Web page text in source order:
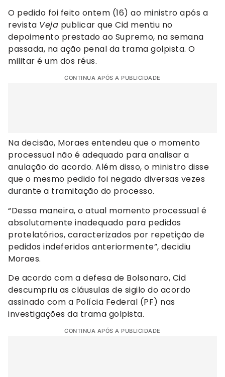
O pedido foi feito ontem (16) ao ministro após a
revista Veja publicar que Cid mentiu no
depoimento prestado ao Supremo, na semana
passada, na ação penal da trama golpista. O
militar é um dos réus.
CONTINUA APÓS A PUBLICIDADE
Na decisão, Moraes entendeu que o momento
processual não é adequado para analisar a
anulação do acordo. Além disso, o ministro disse
que o mesmo pedido foi negado diversas vezes
durante a tramitação do processo.
“Dessa maneira, o atual momento processual é
absolutamente inadequado para pedidos
protelatórios, caracterizados por repetição de
pedidos indeferidos anteriormente”, decidiu
Moraes.
De acordo com a defesa de Bolsonaro, Cid
descumpriu as cláusulas de sigilo do acordo
assinado com a Polícia Federal (PF) nas
investigações da trama golpista.
CONTINUA APÓS A PUBLICIDADE